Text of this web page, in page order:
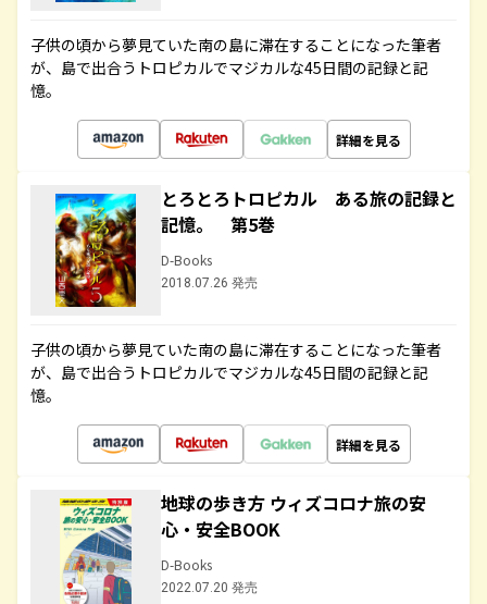
子供の頃から夢見ていた南の島に滞在することになった筆者
が、島で出合うトロピカルでマジカルな45日間の記録と記
憶。
詳細を見る
とろとろトロピカル ある旅の記録と
記憶。 第5巻
D-Books
2018.07.26 発売
子供の頃から夢見ていた南の島に滞在することになった筆者
が、島で出合うトロピカルでマジカルな45日間の記録と記
憶。
詳細を見る
地球の歩き方 ウィズコロナ旅の安
心・安全BOOK
D-Books
2022.07.20 発売